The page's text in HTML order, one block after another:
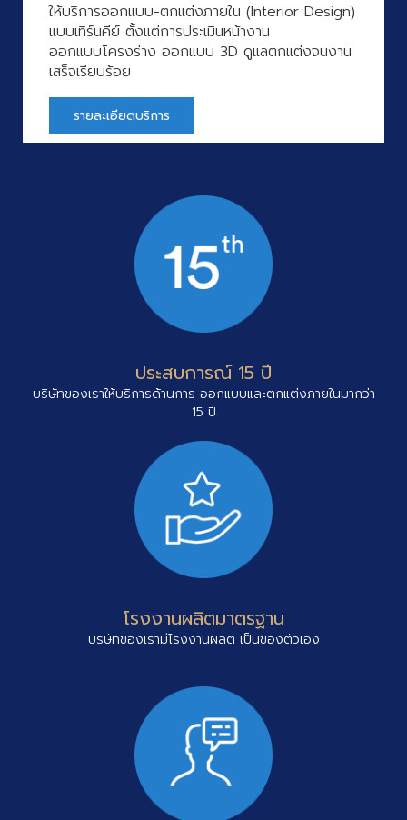
ให้บริการออกแบบ-ตกแต่งภายใน (Interior Design)
แบบเทิร์นคีย์ ตั้งแต่การประเมินหน้างาน
ออกแบบโครงร่าง ออกแบบ 3D ดูแลตกแต่งจนงาน
เสร็จเรียบร้อย
รายละเอียดบริการ
ประสบการณ์ 15 ปี
บริษัทของเราให้บริการด้านการ ออกแบบและตกแต่งภายในมากว่า
15 ปี
โรงงานผลิตมาตรฐาน
บริษัทของเรามีโรงงานผลิต เป็นของตัวเอง